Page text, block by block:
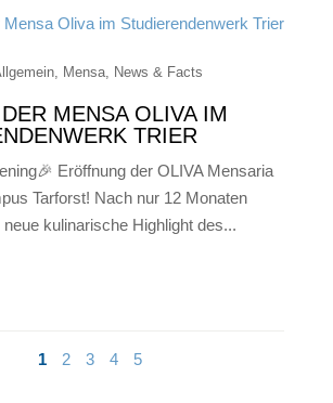
MENSA OLIVA IM
TRIER
, Mensa, News & Facts
Eröffnung der OLIVA Mensaria
Tarforst! Nach nur 12 Monaten
kulinarische Highlight des...
1 2 3 4 5